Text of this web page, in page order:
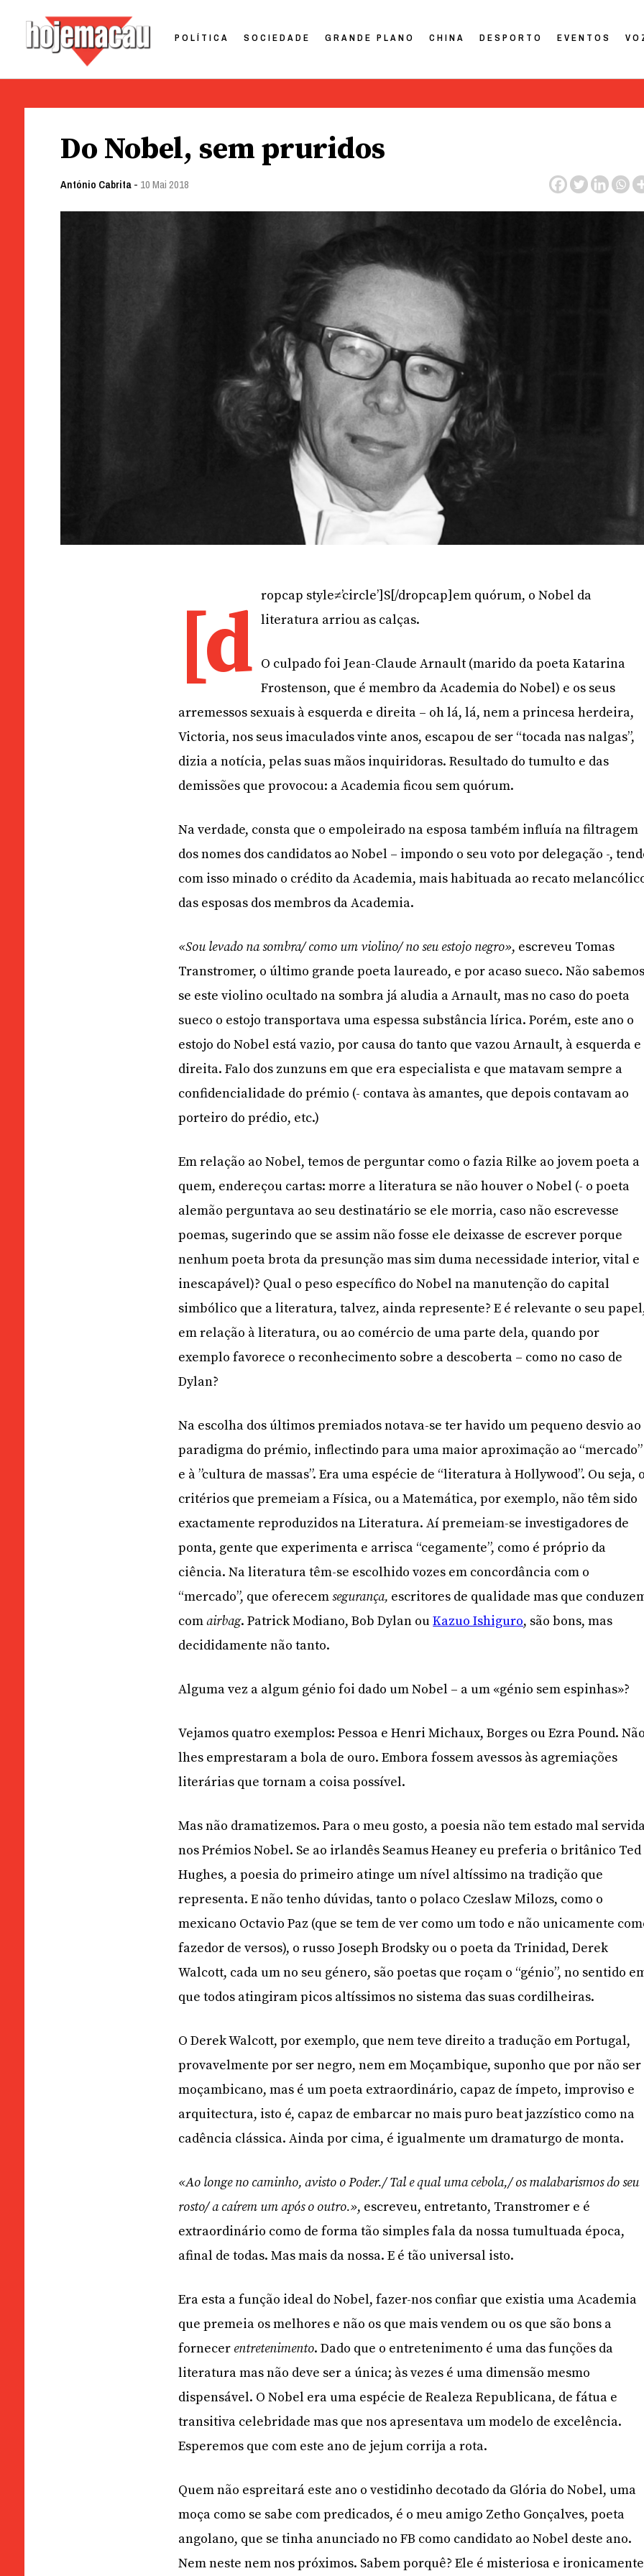
POLÍTICA SOCIEDADE GRANDE PLANO CHINA DESPORTO EVENTOS
Do Nobel, sem pruridos
António Cabrita- 10 Mai 2018
[d ropcap style≠’circle’]S[/dropcap]em quórum, o Nobel da
literatura arriou as calças.
O culpado foi Jean-Claude Arnault (marido da poeta Katarina
Frostenson, que é membro da Academia do Nobel) e os seus
arremessos sexuais à esquerda e direita – oh lá, lá, nem a princesa herdeira,
Victoria, nos seus imaculados vinte anos, escapou de ser “tocada nas nalgas”,
dizia a notícia, pelas suas mãos inquiridoras. Resultado do tumulto e das
demissões que provocou: a Academia ficou sem quórum.
Na verdade, consta que o empoleirado na esposa também influía na filtragem
dos nomes dos candidatos ao Nobel – impondo o seu voto por delegação -,
com isso minado o crédito da Academia, mais habituada ao recato
das esposas dos membros da Academia.
«Sou levado na sombra/ como um violino/ no seu estojo negro», escreveu Tomas
Transtromer, o último grande poeta laureado, e por acaso sueco. Não
se este violino ocultado na sombra já aludia a Arnault, mas no caso do poeta
sueco o estojo transportava uma espessa substância lírica. Porém, este ano o
estojo do Nobel está vazio, por causa do tanto que vazou Arnault, à esquerda e
direita. Falo dos zunzuns em que era especialista e que matavam sempre a
confidencialidade do prémio (- contava às amantes, que depois contavam ao
porteiro do prédio, etc.)
Em relação ao Nobel, temos de perguntar como o fazia Rilke ao jovem poeta a
quem, endereçou cartas: morre a literatura se não houver o Nobel (- o poeta
alemão perguntava ao seu destinatário se ele morria, caso não escrevesse
poemas, sugerindo que se assim não fosse ele deixasse de escrever porque
nenhum poeta brota da presunção mas sim duma necessidade interior, vital e
inescapável)? Qual o peso específico do Nobel na manutenção do capital
simbólico que a literatura, talvez, ainda represente? E é relevante o seu
em relação à literatura, ou ao comércio de uma parte dela, quando por
exemplo favorece o reconhecimento sobre a descoberta – como no caso de
Dylan?
Na escolha dos últimos premiados notava-se ter havido um pequeno desvio ao
paradigma do prémio, inflectindo para uma maior aproximação ao “mercado”
e à ”cultura de massas”. Era uma espécie de “literatura à Hollywood”. Ou seja,
critérios que premeiam a Física, ou a Matemática, por exemplo, não têm sido
exactamente reproduzidos na Literatura. Aí premeiam-se investigadores de
ponta, gente que experimenta e arrisca “cegamente”, como é próprio da
ciência. Na literatura têm-se escolhido vozes em concordância com o
“mercado”, que oferecemsegurança, escritores de qualidade mas que
comairbag. Patrick Modiano, Bob Dylan ouKazuo Ishiguro, são bons, mas
decididamente não tanto.
Alguma vez a algum génio foi dado um Nobel – a um «génio sem espinhas»?
Vejamos quatro exemplos: Pessoa e Henri Michaux, Borges ou Ezra Pound.
lhes emprestaram a bola de ouro. Embora fossem avessos às agremiações
literárias que tornam a coisa possível.
Mas não dramatizemos. Para o meu gosto, a poesia não tem estado mal
nos Prémios Nobel. Se ao irlandês Seamus Heaney eu preferia o britânico Ted
Hughes, a poesia do primeiro atinge um nível altíssimo na tradição que
representa. E não tenho dúvidas, tanto o polaco Czeslaw Milozs, como o
mexicano Octavio Paz (que se tem de ver como um todo e não unicamente
fazedor de versos), o russo Joseph Brodsky ou o poeta da Trinidad, Derek
Walcott, cada um no seu género, são poetas que roçam o “génio”, no sentido
que todos atingiram picos altíssimos no sistema das suas cordilheiras.
O Derek Walcott, por exemplo, que nem teve direito a tradução em Portugal,
provavelmente por ser negro, nem em Moçambique, suponho que por não ser
moçambicano, mas é um poeta extraordinário, capaz de ímpeto, improviso e
arquitectura, isto é, capaz de embarcar no mais puro beat jazzístico como na
cadência clássica. Ainda por cima, é igualmente um dramaturgo de monta.
«Ao longe no caminho, avisto o Poder./ Tal e qual uma cebola,/ os malabarismos do seu
rosto/ a caírem um após o outro.», escreveu, entretanto, Transtromer e é
extraordinário como de forma tão simples fala da nossa tumultuada época,
afinal de todas. Mas mais da nossa. E é tão universal isto.
Era esta a função ideal do Nobel, fazer-nos confiar que existia uma Academia
que premeia os melhores e não os que mais vendem ou os que são bons a
fornecer entretenimento. Dado que o entretenimento é uma das funções da
literatura mas não deve ser a única; às vezes é uma dimensão mesmo
dispensável. O Nobel era uma espécie de Realeza Republicana, de fátua e
transitiva celebridade mas que nos apresentava um modelo de excelência.
Esperemos que com este ano de jejum corrija a rota.
Quem não espreitará este ano o vestidinho decotado da Glória do Nobel, uma
moça como se sabe com predicados, é o meu amigo Zetho Gonçalves, poeta
angolano, que se tinha anunciado no FB como candidato ao Nobel deste ano.
Nem neste nem nos próximos. Sabem porquê? Ele é misteriosa e ironicamente